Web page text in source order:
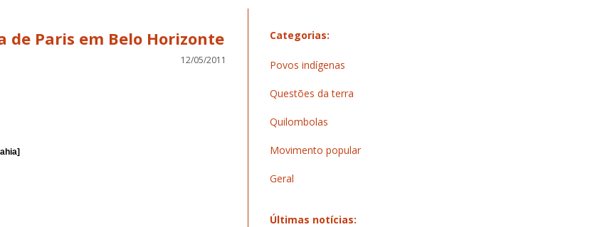
de Paris em Belo Horizonte
12/05/2011
Categorias:
Povos indígenas
Questões da terra
Quilombolas
Movimento popular
Geral
Últimas notícias: